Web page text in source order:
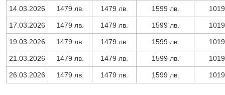
14.03.2026 1479 лв. 1479 лв. 1599 лв.
17.03.2026 1479 лв. 1479 лв. 1599 лв.
19.03.2026 1479 лв. 1479 лв. 1599 лв.
21.03.2026 1479 лв. 1479 лв. 1599 лв.
26.03.2026 1479 лв. 1479 лв. 1599 лв.